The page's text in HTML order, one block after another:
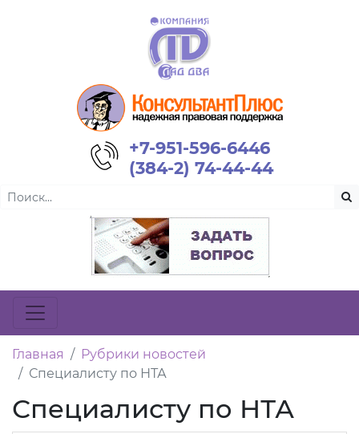
+7-951-596-6446
(384-2) 74-44-44
Главная
Рубрики новостей
Специалисту по НТА
Специалисту по НТА